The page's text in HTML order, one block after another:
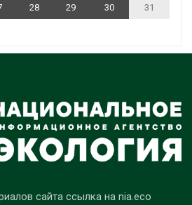
28 29 30
31
сайта ссылка на nia.eco